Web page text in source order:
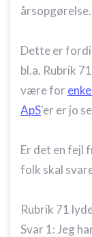
årsopgørelse.
Dette er
bl.a. Rubrik
være for
ApS'er er jo
Er det en fejl
folk skal
Rubrik 71
Svar 1: Jeg